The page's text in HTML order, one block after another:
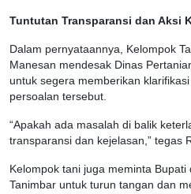
Tuntutan Transparansi dan Aksi
Dalam pernyataannya, Kelompok
Manesan mendesak Dinas
untuk segera memberikan
persoalan tersebut.
“Apakah ada masalah di balik
transparansi dan kejelasan,” tegas
Kelompok tani juga meminta Bupati
Tanimbar untuk turun tangan dan